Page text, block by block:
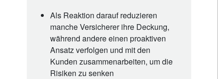
Als Reaktion darauf reduzieren
manche Versicherer ihre Deckung,
während andere einen proaktiven
Ansatz verfolgen und mit den
Kunden zusammenarbeiten, um die
Risiken zu senken